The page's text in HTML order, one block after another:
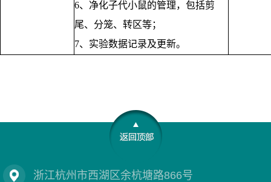
6、净化子代小鼠的管理，包括剪
尾、分笼、转区等；
7、实验数据记录及更新。
浙江杭州市西湖区余杭塘路866号